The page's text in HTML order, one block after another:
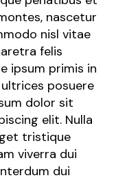
nascetur
nisl vitae
felis
ipsum primis in
posuere
dolor sit
elit. Nulla
tristique
viverra dui
dui